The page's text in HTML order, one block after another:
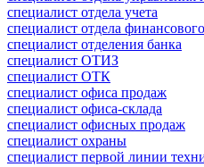
специалист отдела учета
специалист отдела
специалист отделения банка
специалист ОТИЗ
специалист ОТК
специалист офиса продаж
специалист офиса-склада
специалист офисных продаж
специалист охраны
специалист первой линии